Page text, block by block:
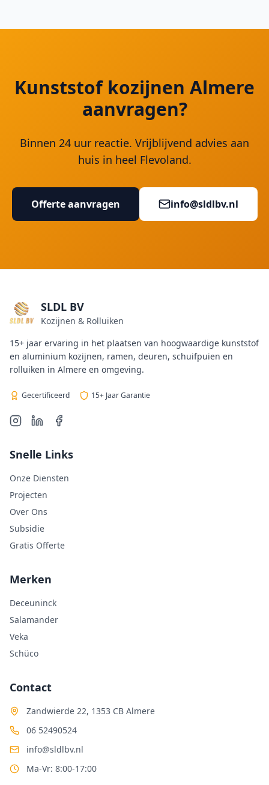
Kunststof kozijnen Almere
aanvragen?
Binnen 24 uur reactie. Vrijblijvend advies aan
huis in heel Flevoland.
Offerte aanvragen info@sldlbv.nl
SLDL BV
Kozijnen & Rolluiken
15+ jaar ervaring in het plaatsen van hoogwaardige kunststof
en aluminium kozijnen, ramen, deuren, schuifpuien en
rolluiken in Almere en omgeving.
Gecertificeerd 15+ Jaar Garantie
Snelle Links
Onze Diensten
Projecten
Over Ons
Subsidie
Gratis Offerte
Merken
Deceuninck
Salamander
Veka
Schüco
Contact
Zandwierde 22, 1353 CB Almere
06 52490524
info@sldlbv.nl
Ma-Vr: 8:00-17:00